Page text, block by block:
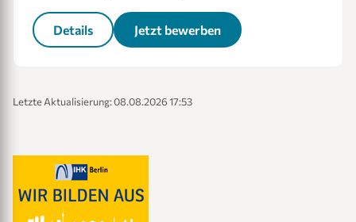
Details Jetzt bewerben
Letzte Aktualisierung: 08.08.2026 17:53